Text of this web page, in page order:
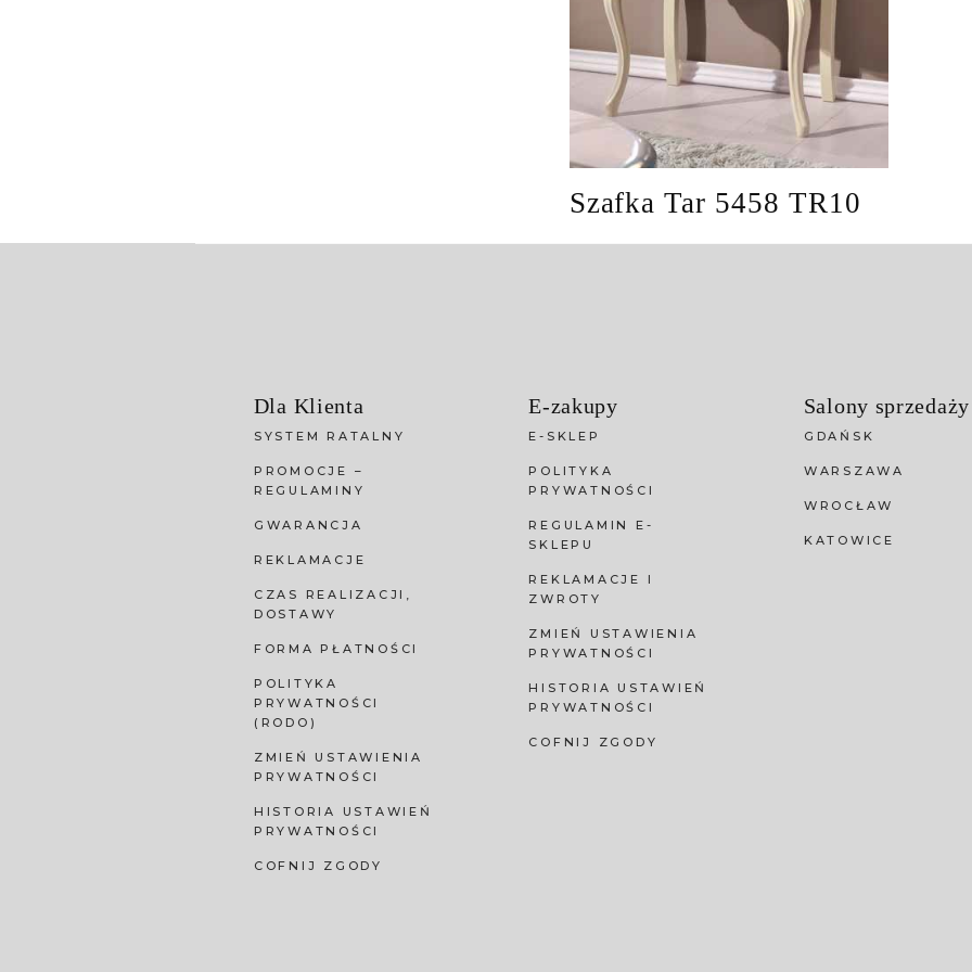
Szafka Tar 5458 TR10
Dla Klienta
SYSTEM RATALNY
PROMOCJE –
REGULAMINY
GWARANCJA
REKLAMACJE
CZAS REALIZACJI,
DOSTAWY
FORMA PŁATNOŚCI
POLITYKA
PRYWATNOŚCI
(RODO)
ZMIEŃ USTAWIENIA
PRYWATNOŚCI
HISTORIA USTAWIEŃ
PRYWATNOŚCI
COFNIJ ZGODY
E-zakupy
E-SKLEP
POLITYKA
PRYWATNOŚCI
REGULAMIN E-
SKLEPU
REKLAMACJE I
ZWROTY
ZMIEŃ USTAWIENIA
PRYWATNOŚCI
HISTORIA USTAWIEŃ
PRYWATNOŚCI
COFNIJ ZGODY
Salony sprzedaży
GDAŃSK
WARSZAWA
WROCŁAW
KATOWICE